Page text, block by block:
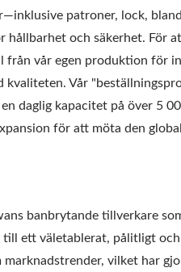
patroner, lock,
och säkerhet. För
från vår egen produktion för
kvaliteten. Vår
daglig kapacitet på över 5
för att möta den
banbrytande tillverkare
till ett väletablerat, pålitligt
vilket har